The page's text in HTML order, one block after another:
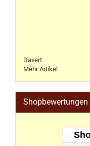
Davert
Mehr Artikel
Shopbewertungen